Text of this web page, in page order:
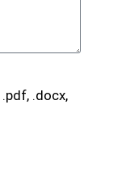
.docx,